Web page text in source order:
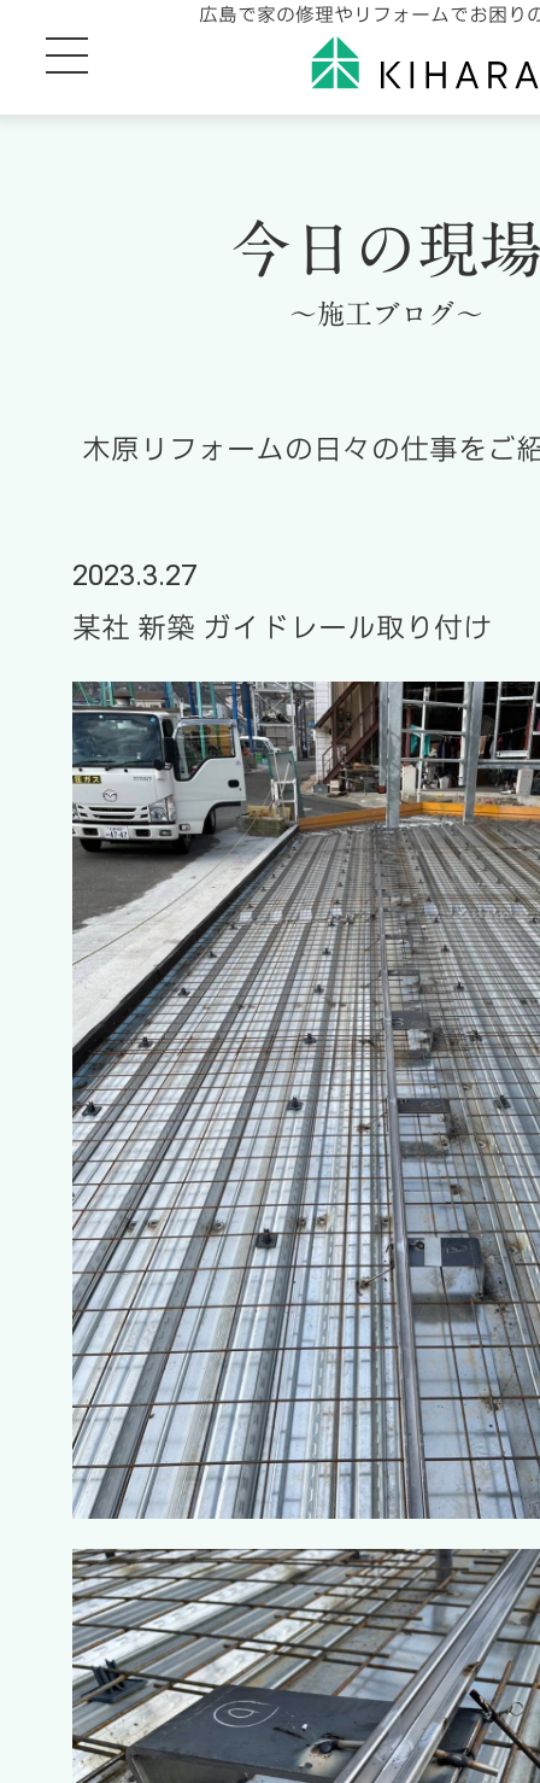
広島で家の修理やリフォームでお困り
今日の現
～施工ブログ～
木原リフォームの日々の仕事をご
2023.3.27
某社 新築 ガイドレール取り付け